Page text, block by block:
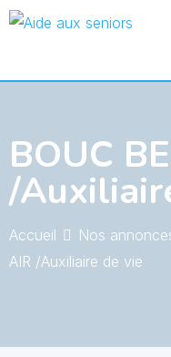
Skip
BOUC
/
Accueil Nos
AIR /Auxiliaire de vie